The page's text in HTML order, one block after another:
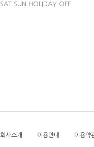
SAT.SUN.HOLIDAY OFF
회사소개 이용안내 이용약